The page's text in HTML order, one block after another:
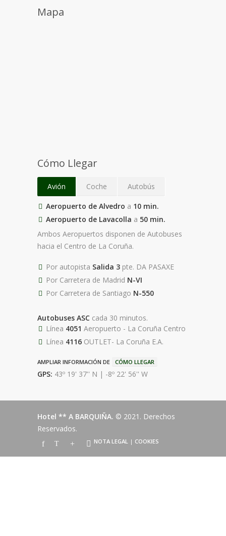
Mapa
Cómo Llegar
Avión Coche Autobús
Aeropuerto de Alvedro a 10 min.
Aeropuerto de Lavacolla a 50 min.
Ambos Aeropuertos disponen de Autobuses
hacia el Centro de La Coruña.
Por autopista Salida 3 pte. DA PASAXE
Por Carretera de Madrid N-VI
Por Carretera de Santiago N-550
Autobuses ASC cada 30 minutos.
Línea 4051 Aeropuerto - La Coruña Centro
Línea 4116 OUTLET- La Coruña E.A.
AMPLIAR INFORMACIÓN DE CÓMO LLEGAR
GPS: 43º 19' 37'' N | -8º 22' 56'' W
Hotel ** A BARQUIÑA. © 2021. Derechos
Reservados.
NOTA LEGAL | COOKIES